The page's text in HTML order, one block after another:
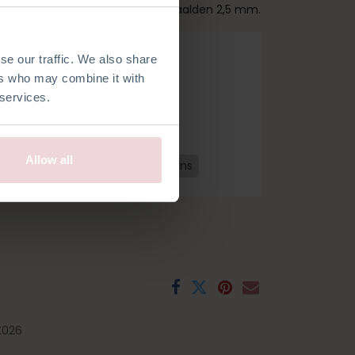
our traffic. We also share
who may combine it with
Allow all
en is gemaakt met breinaalden 2,5 mm.
Frans Spaans Fins